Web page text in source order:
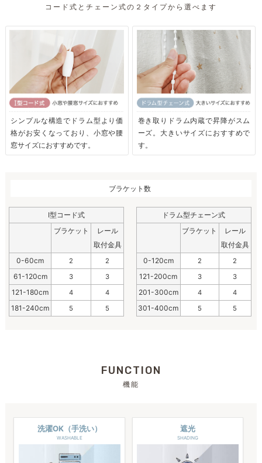
コード式とチェーン式の２タイプから選べます
シンプルな構造でドラム型より価
格がお安くなっており、小窓や腰
窓サイズにおすすめです。
巻き取りドラム内蔵で昇降がスム
ーズ。大きいサイズにおすすめで
す。
ブラケット数
I型コード式
ブラケット
レール
取付金具
0-60cm
2 2
61-120cm 3 3
121-180cm 4 4
181-240cm 5 5
ドラム型チェーン式
ブラケット
レール
取付金具
0-120cm
2 2
121-200cm 3 3
201-300cm 4 4
301-400cm 5 5
FUNCTION
機能
洗濯OK（手洗い）
WASHABLE
遮光
SHADING